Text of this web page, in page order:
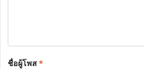
ชื่อผู้โพส*